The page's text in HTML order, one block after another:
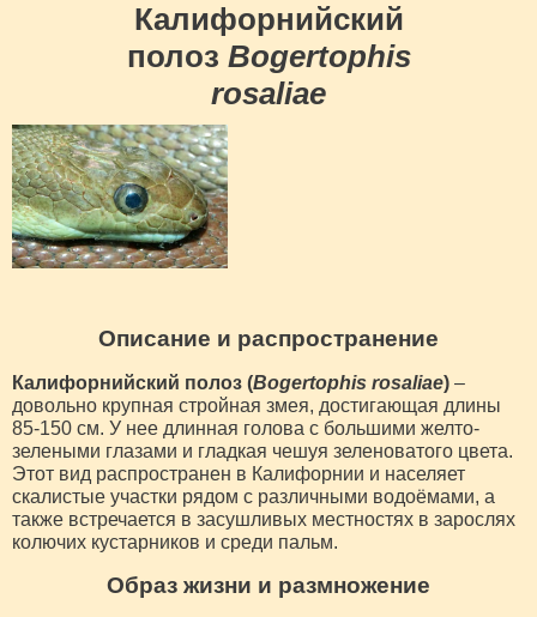
Калифорнийский
полоз Bogertophis
rosaliae
Описание и распространение
Калифорнийский полоз (Bogertophis rosaliae) –
довольно крупная стройная змея, достигающая длины
85-150 см. У нее длинная голова с большими желто-
зелеными глазами и гладкая чешуя зеленоватого цвета.
Этот вид распространен в Калифорнии и населяет
скалистые участки рядом с различными водоёмами, а
также встречается в засушливых местностях в зарослях
колючих кустарников и среди пальм.
Образ жизни и размножение